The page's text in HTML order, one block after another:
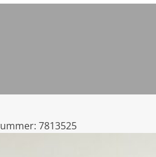
7813525